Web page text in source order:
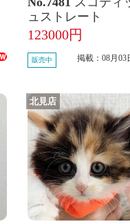
ュストレート
123000円
販売中 掲載：08月03
北見店